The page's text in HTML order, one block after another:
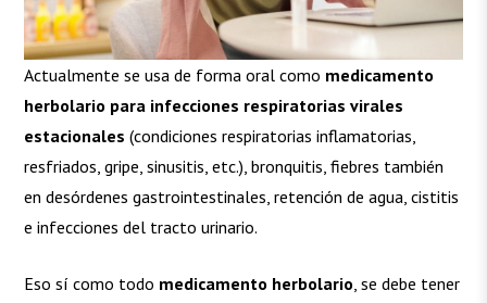
Actualmente se usa de forma oral como medicamento
herbolario para infecciones respiratorias virales
estacionales (condiciones respiratorias inflamatorias,
resfriados, gripe, sinusitis, etc.), bronquitis, fiebres también
en desórdenes gastrointestinales, retención de agua, cistitis
e infecciones del tracto urinario.
Eso sí como todo medicamento herbolario, se debe tener